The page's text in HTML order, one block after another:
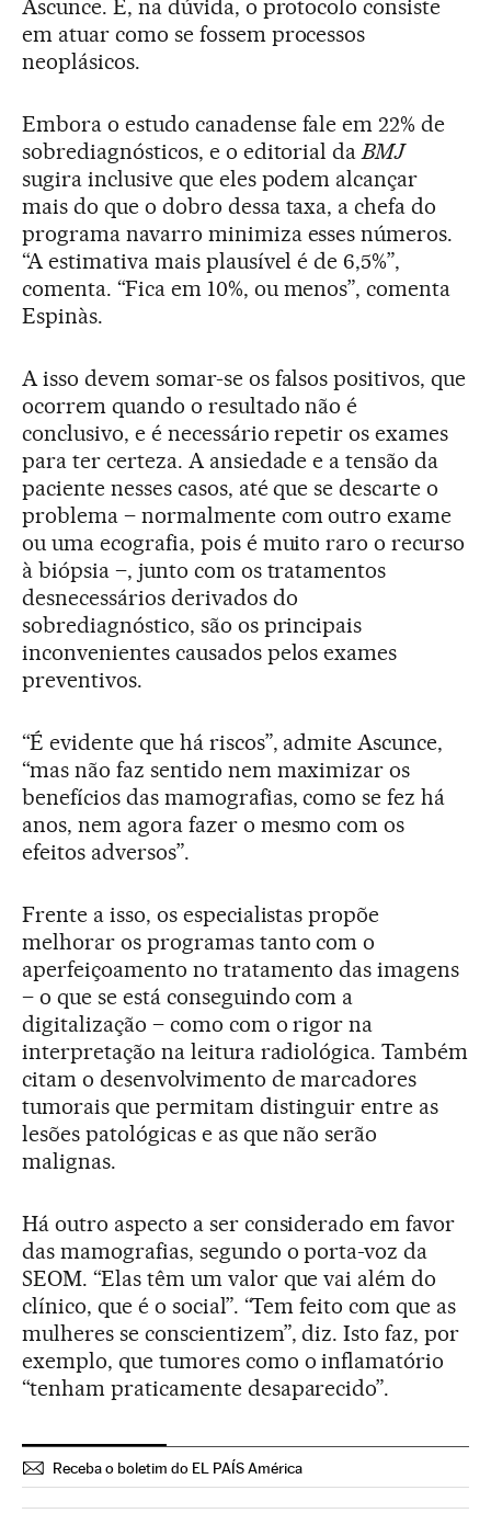
Ascunce. E, na dúvida, o protocolo consiste
em atuar como se fossem processos
neoplásicos.
Embora o estudo canadense fale em 22% de
sobrediagnósticos, e o editorial daBMJ
sugira inclusive que eles podem alcançar
mais do que o dobro dessa taxa, a chefa do
programa navarro minimiza esses números.
“A estimativa mais plausível é de 6,5%”,
comenta. “Fica em 10%, ou menos”, comenta
Espinàs.
A isso devem somar-se os falsos positivos, que
ocorrem quando o resultado não é
conclusivo, e é necessário repetir os exames
para ter certeza. A ansiedade e a tensão da
paciente nesses casos, até que se descarte o
problema – normalmente com outro exame
ou uma ecografia, pois é muito raro o recurso
à biópsia –, junto com os tratamentos
desnecessários derivados do
sobrediagnóstico, são os principais
inconvenientes causados pelos exames
preventivos.
“É evidente que há riscos”, admite Ascunce,
“mas não faz sentido nem maximizar os
benefícios das mamografias, como se fez há
anos, nem agora fazer o mesmo com os
efeitos adversos”.
Frente a isso, os especialistas propõe
melhorar os programas tanto com o
aperfeiçoamento no tratamento das imagens
– o que se está conseguindo com a
digitalização – como com o rigor na
interpretação na leitura radiológica. Também
citam o desenvolvimento de marcadores
tumorais que permitam distinguir entre as
lesões patológicas e as que não serão
malignas.
Há outro aspecto a ser considerado em favor
das mamografias, segundo o porta-voz da
SEOM. “Elas têm um valor que vai além do
clínico, que é o social”. “Tem feito com que as
mulheres se conscientizem”, diz. Isto faz, por
exemplo, que tumores como o inflamatório
“tenham praticamente desaparecido”.
Receba o boletim do EL PAÍS América